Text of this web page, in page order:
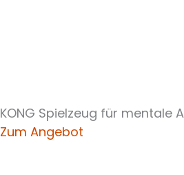
KONG Spielzeug für mentale
Zum Angebot